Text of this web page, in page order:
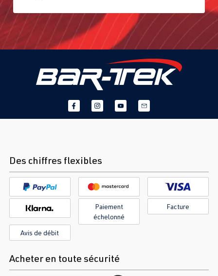
Des chiffres flexibles
Paiement
échelonné
Facture
Avis de débit
Acheter en toute sécurité